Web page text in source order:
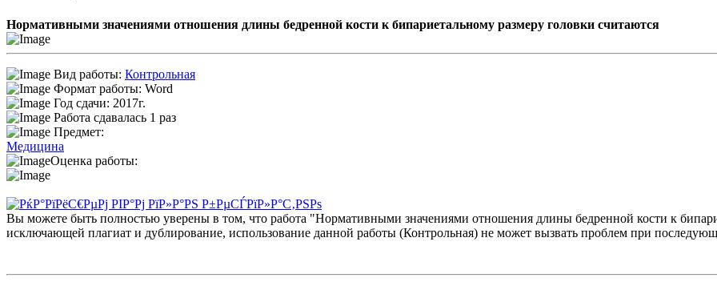
Нормативными значениями отношения длины бедренной кости к бипариетальному размеру головки считаются
Вид работы: Контрольная
Формат работы: Word
Год сдачи: 2017г.
Работа сдавалась 1 раз
Предмет:
Медицина
Оценка работы:
Вы можете быть полностью уверены в том, что работа "Нормативными значениями отношения длины бедренной кости к
исключающей плагиат и дублирование, использование данной работы (Контрольная) не может вызвать проблем при